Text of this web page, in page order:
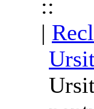
::
|